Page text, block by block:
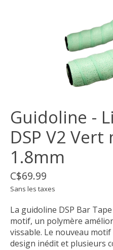
Guidoline -
DSP V2
1.8mm
C$69.99
Sans les taxes
La guidoline DSP Bar
motif, un polymère
vissable. Le nouveau
design inédit et plusieurs